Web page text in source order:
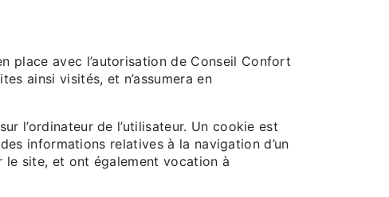
place avec l’autorisation de Conseil Confort
ainsi visités, et n’assumera en
l’ordinateur de l’utilisateur. Un cookie est
informations relatives à la navigation d’un
le site, et ont également vocation à